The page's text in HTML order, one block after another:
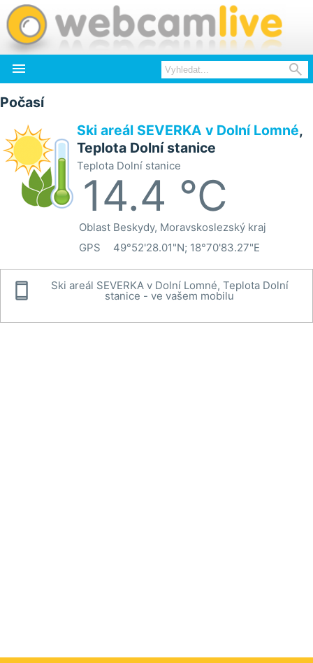
 
Počasí
Ski areál SEVERKA v Dolní Lomné,
Teplota Dolní stanice
Teplota Dolní stanice
14.4 °C
Oblast Beskydy, Moravskoslezský kraj
GPS
49°52'28.01"N; 18°70'83.27"E
 Ski areál SEVERKA v Dolní Lomné, Teplota Dolní
stanice - ve vašem mobilu